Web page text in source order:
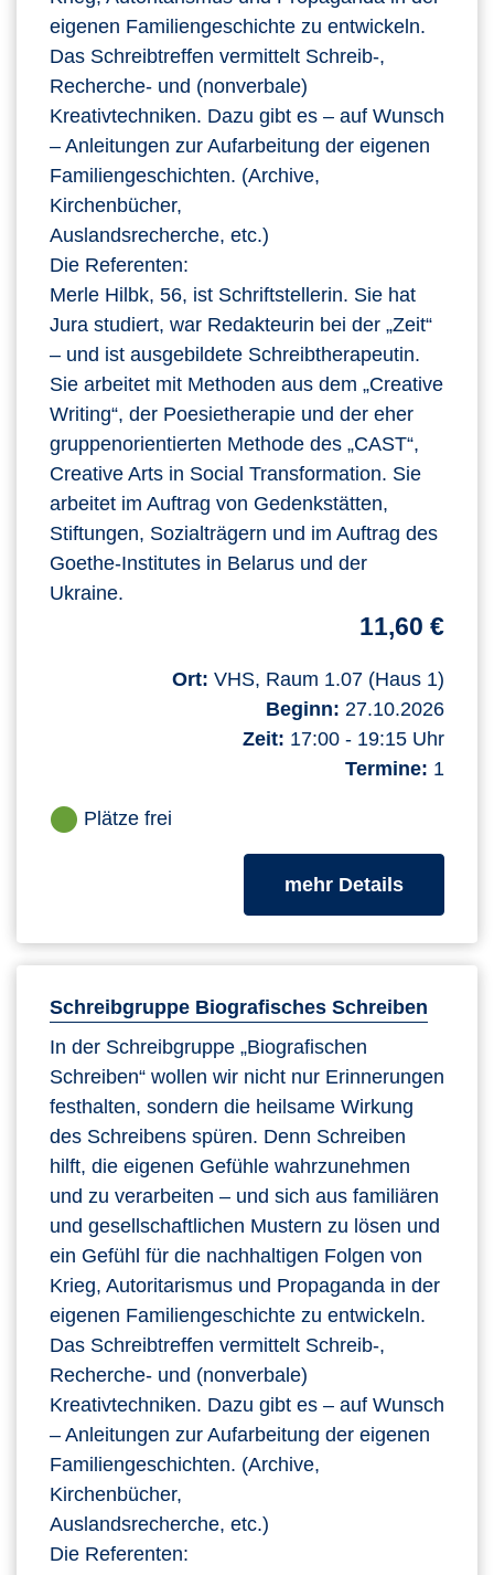
eigenen Familiengeschichte zu entwickeln.
Das Schreibtreffen vermittelt Schreib-,
Recherche- und (nonverbale)
Kreativtechniken. Dazu gibt es – auf Wunsch
– Anleitungen zur Aufarbeitung der eigenen
Familiengeschichten. (Archive,
Kirchenbücher,
Auslandsrecherche, etc.)
Die Referenten:
Merle Hilbk, 56, ist Schriftstellerin. Sie hat
Jura studiert, war Redakteurin bei der „Zeit“
– und ist ausgebildete Schreibtherapeutin.
Sie arbeitet mit Methoden aus dem „Creative
Writing“, der Poesietherapie und der eher
gruppenorientierten Methode des „CAST“,
Creative Arts in Social Transformation. Sie
arbeitet im Auftrag von Gedenkstätten,
Stiftungen, Sozialträgern und im Auftrag des
Goethe-Institutes in Belarus und der
Ukraine.
11,60 €
Ort: VHS, Raum 1.07 (Haus 1)
Beginn: 27.10.2026
Zeit: 17:00 - 19:15 Uhr
Termine: 1
Plätze frei
mehr Detailszum
Schreibgruppe Biografisches Schreiben
In der Schreibgruppe „Biografischen
Schreiben“ wollen wir nicht nur Erinnerungen
festhalten, sondern die heilsame Wirkung
des Schreibens spüren. Denn Schreiben
hilft, die eigenen Gefühle wahrzunehmen
und zu verarbeiten – und sich aus familiären
und gesellschaftlichen Mustern zu lösen und
ein Gefühl für die nachhaltigen Folgen von
Krieg, Autoritarismus und Propaganda in der
eigenen Familiengeschichte zu entwickeln.
Das Schreibtreffen vermittelt Schreib-,
Recherche- und (nonverbale)
Kreativtechniken. Dazu gibt es – auf Wunsch
– Anleitungen zur Aufarbeitung der eigenen
Familiengeschichten. (Archive,
Kirchenbücher,
Auslandsrecherche, etc.)
Die Referenten: